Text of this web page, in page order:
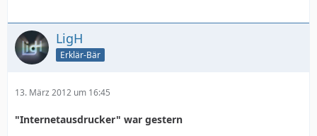
LigH
Erklär-Bär
13. März 2012 um 16:45
"Internetausdrucker" war gestern